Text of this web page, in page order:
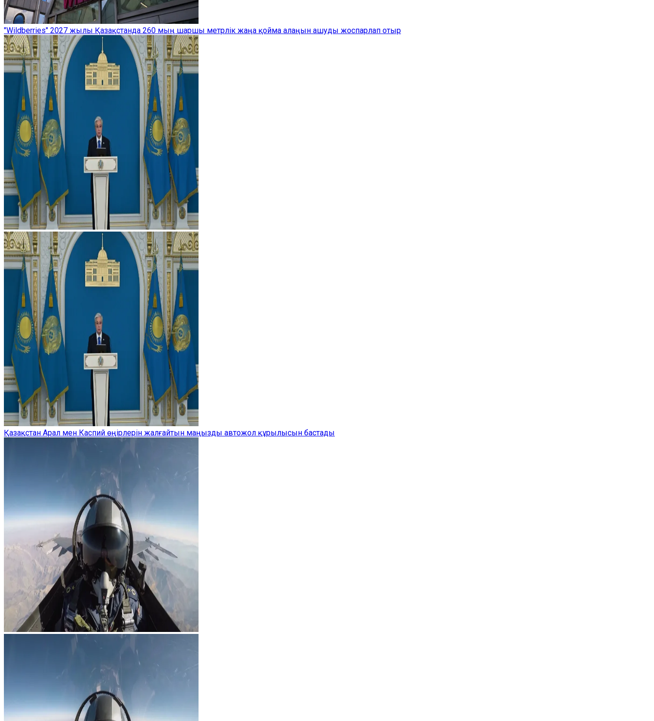
"Wildberries" 2027 жылы Қазақстанда 260 мың шаршы метрлік жаңа қойма алаңын ашуды жоспарлап отыр
Қазақстан Арал мен Каспий өңірлерін жалғайтын маңызды автожол құрылысын бастады